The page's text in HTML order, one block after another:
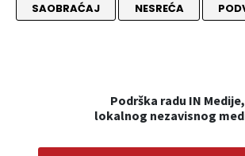
SAOBRAĆAJ
NESREĆA
Podrška radu IN Medije,
lokalnog nezavisnog